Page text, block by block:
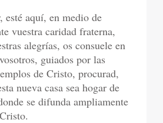
esté aquí, en medio de
vuestra caridad fraterna,
alegrías, os consuele en
guiados por las
de Cristo, procurad,
nueva casa sea hogar de
se difunda ampliamente